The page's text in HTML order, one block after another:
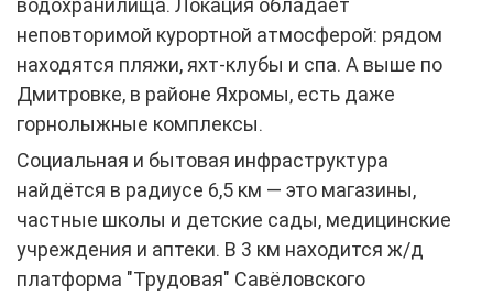
водохранилища. Локация обладает
неповторимой курортной атмосферой: рядом
находятся пляжи, яхт-клубы и спа. А выше по
Дмитровке, в районе Яхромы, есть даже
горнолыжные комплексы.
Социальная и бытовая инфраструктура
найдётся в радиусе 6,5 км — это магазины,
частные школы и детские сады, медицинские
учреждения и аптеки. В 3 км находится ж/д
платформа "Трудовая" Савёловского